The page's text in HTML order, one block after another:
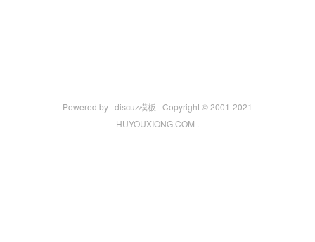
Powered by discuz模板
Copyright © 2001-2021
HUYOUXIONG.COM .